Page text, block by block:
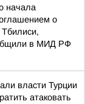
начала
о
в МИД РФ
власти Турции
атаковать